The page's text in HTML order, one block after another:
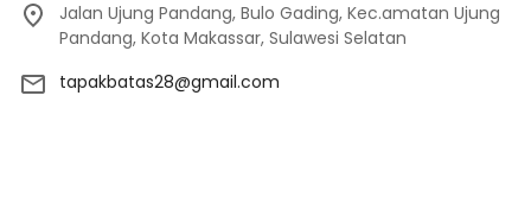
Jalan Ujung Pandang, Bulo Gading, Kec.amatan Ujung
Pandang, Kota Makassar, Sulawesi Selatan
tapakbatas28@gmail.com